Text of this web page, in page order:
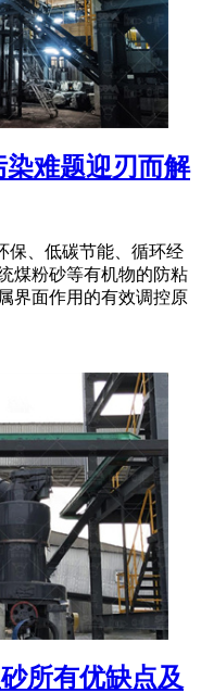
难题迎刃而解
保、低碳节能、循环经
煤粉砂等有机物的防粘
界面作用的有效调控原
所有优缺点及